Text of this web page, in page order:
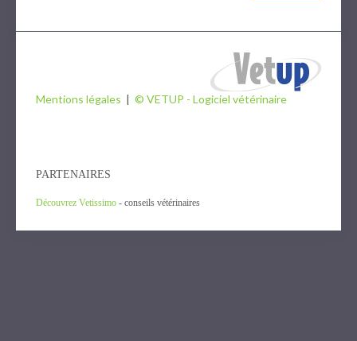
Mentions légales | © VETUP - Logiciel vétérinaire
PARTENAIRES
Découvrez Vetissimo - conseils vétérinaires